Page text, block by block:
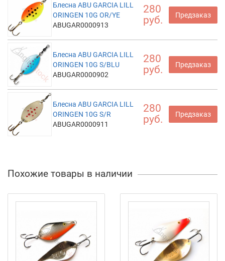
Блесна ABU GARCIA LILL
ORINGEN 10G OR/YE
ABUGAR0000913
280
руб.
Предзаказ
Блесна ABU GARCIA LILL
ORINGEN 10G S/BLU
ABUGAR0000902
280
руб.
Предзаказ
Блесна ABU GARCIA LILL
ORINGEN 10G S/R
ABUGAR0000911
280
руб.
Предзаказ
Похожие товары в наличии